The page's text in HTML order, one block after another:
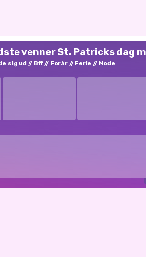
venner St. Patricks dag
sig ud Bff Forår Ferie Mode